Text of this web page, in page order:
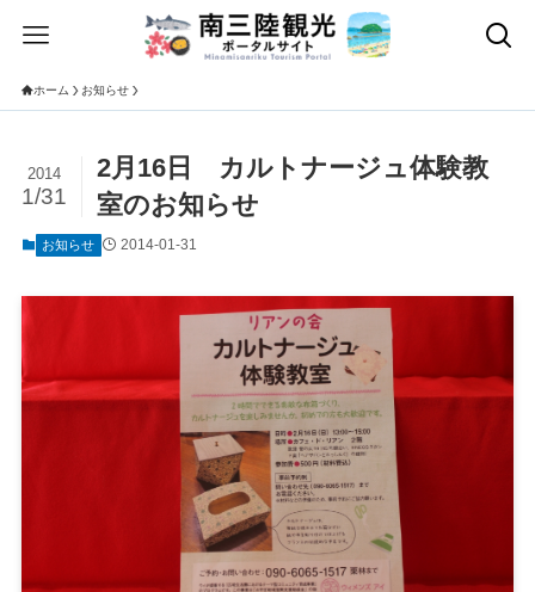
ホーム お知らせ
2月16日 カルトナージュ体験教
室のお知らせ
2014
1/31
お知らせ 2014-01-31